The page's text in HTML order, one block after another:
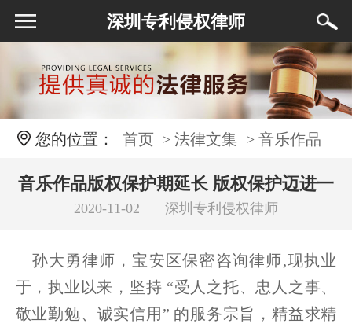
深圳专利侵权律师
您的位置： 首页 > 法律文集 > 音乐作品
版权保护期延长 版权保护迈进一大步 什么是
音乐作品版权保护期延长 版权保护迈进一
大步 什么是音乐著作权
2020-11-02 深圳专利侵权律师
孙大勇律师，宝安区保密咨询律师,现执业
于，执业以来，坚持 “受人之托、忠人之事、
敬业勤勉、诚实信用” 的服务宗旨，精益求精